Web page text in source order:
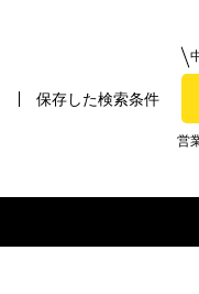
保存した検索条件
営
中国語での対応
お問い